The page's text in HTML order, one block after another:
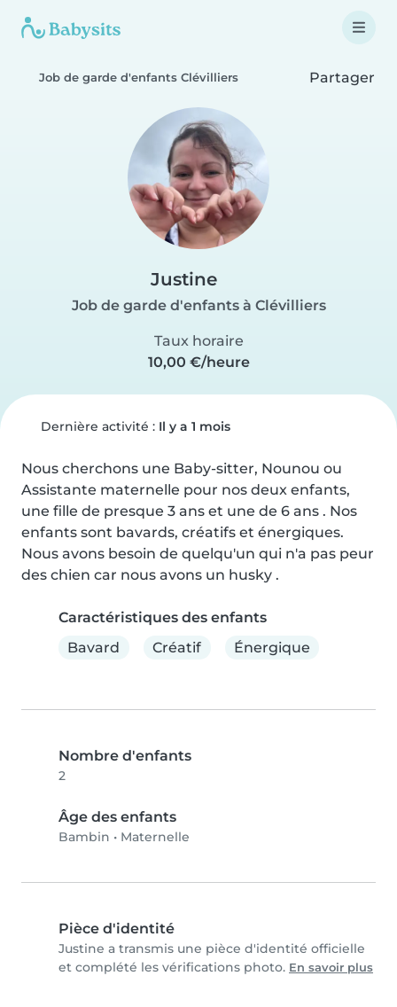
Job de garde d'enfants Clévilliers Partager
Justine
Job de garde d'enfants à Clévilliers
Taux horaire
10,00 €/heure
Dernière activité : Il y a 1 mois
Nous cherchons une Baby-sitter, Nounou ou
Assistante maternelle pour nos deux enfants,
une fille de presque 3 ans et une de 6 ans . Nos
enfants sont bavards, créatifs et énergiques.
Nous avons besoin de quelqu'un qui n'a pas peur
des chien car nous avons un husky .
Caractéristiques des enfants
Bavard
Créatif Énergique
Nombre d'enfants
2
Âge des enfants
Bambin • Maternelle
Pièce d'identité
Justine a transmis une pièce d'identité officielle
et complété les vérifications photo. En savoir plus